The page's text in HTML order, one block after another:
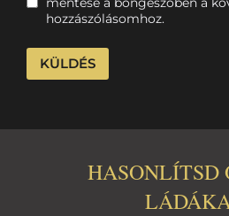
hozzászólásomhoz.
HASONLÍTSD